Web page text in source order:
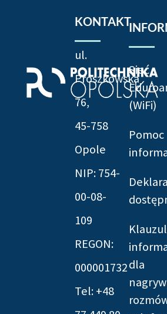
KONTAKT
ul.
Prószkowska
76,
45-758
Opole
NIP: 754-
00-08-
109
REGON:
000001732
Tel: +48
Sieć
(WiFi)
Pomoc
dla